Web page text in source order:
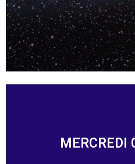
MERCREDI